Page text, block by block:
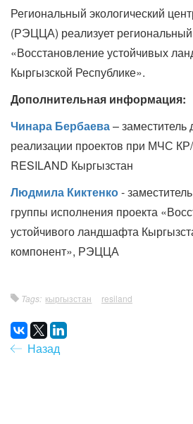
Региональный экологический
(РЭЦЦА) реализует
«Восстановление устойчивых
Кыргызской Республике».
Дополнительная информация:
Чинара Бербаева– заместитель
реализации проектов при МЧС
RESILAND Кыргызстан
Людмила Киктенко-
группы исполнения проекта
устойчивого ландшафта
компонент», РЭЦЦА
Tags: кыргызстан resiland
Назад